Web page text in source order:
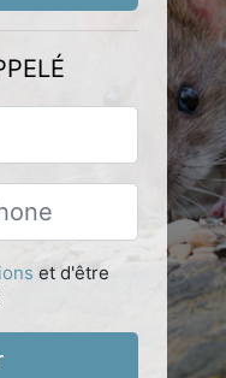
et d'être